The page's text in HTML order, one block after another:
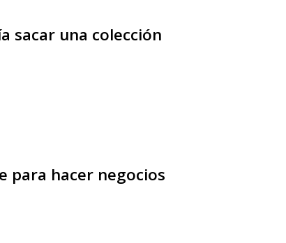
sacar una colección
para hacer negocios